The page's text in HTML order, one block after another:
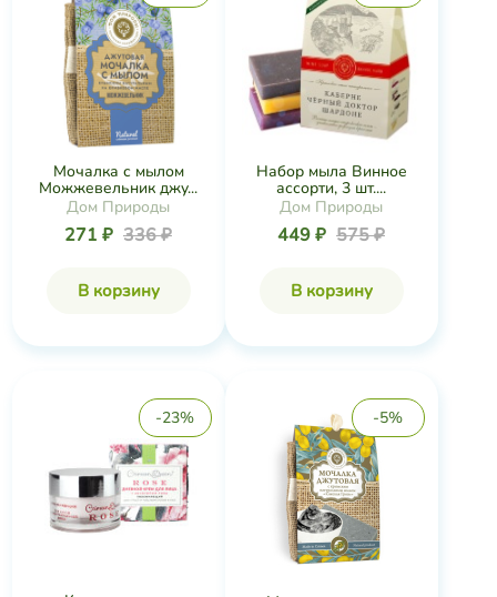
Мочалка с мылом
Можжевельник джу...
Дом Природы
271 ₽ 336 ₽
В корзину
Набор мыла Винное
ассорти, 3 шт....
Дом Природы
449 ₽ 575 ₽
В корзину
-23% -5%